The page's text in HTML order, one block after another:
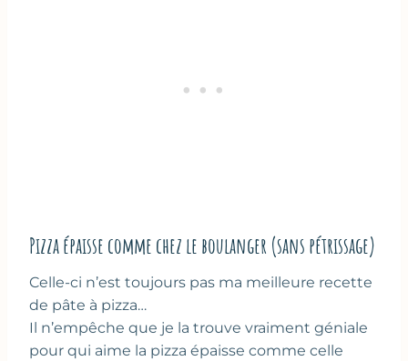
Pizza épaisse comme chez le boulanger (sans pétrissage)
Celle-ci n’est toujours pas ma meilleure recette
de pâte à pizza…
Il n’empêche que je la trouve vraiment géniale
pour qui aime la pizza épaisse comme celle